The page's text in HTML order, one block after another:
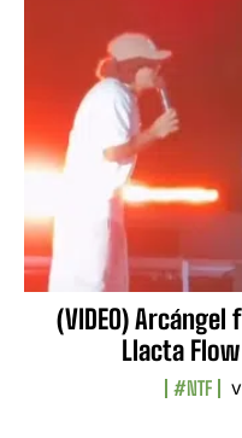
(VIDEO)
Llacta
#NTF